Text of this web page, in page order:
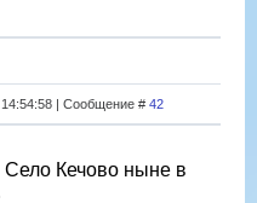
| Сообщение # 42
Кечово ныне в